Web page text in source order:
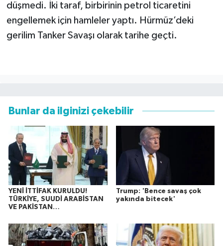
düşmedi. İki taraf, birbirinin petrol ticaretini
engellemek için hamleler yaptı. Hürmüz’deki
gerilim Tanker Savaşı olarak tarihe geçti.
Bunlar da ilginizi çekebilir
YENİ İTTİFAK KURULDU!
TÜRKİYE, SUUDİ ARABİSTAN
VE PAKİSTAN…
Trump: 'Bence savaş çok
yakında bitecek'